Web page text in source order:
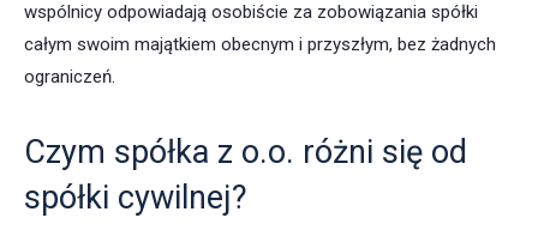
wspólnicy odpowiadają osobiście za zobowiązania spółki
całym swoim majątkiem obecnym i przyszłym, bez żadnych
ograniczeń.
Czym spółka z o.o. różni się od
spółki cywilnej?